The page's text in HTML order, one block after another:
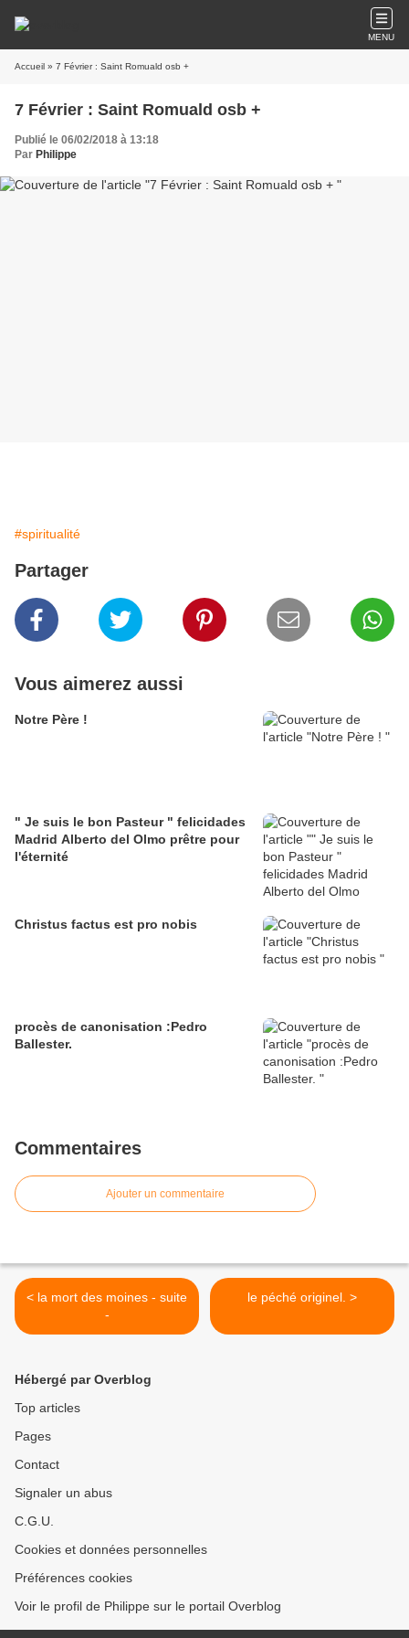
MENU
Accueil » 7 Février : Saint Romuald osb +
7 Février : Saint Romuald osb +
Publié le 06/02/2018 à 13:18
Par Philippe
#spiritualité
Partager
Vous aimerez aussi
Notre Père !
" Je suis le bon Pasteur " felicidades
Madrid Alberto del Olmo prêtre pour
l'éternité
Christus factus est pro nobis
procès de canonisation :Pedro
Ballester.
Commentaires
Ajouter un commentaire
< la mort des moines - suite
-
le péché originel. >
Hébergé par Overblog
Top articles
Pages
Contact
Signaler un abus
C.G.U.
Cookies et données personnelles
Préférences cookies
Voir le profil de Philippe sur le portail Overblog